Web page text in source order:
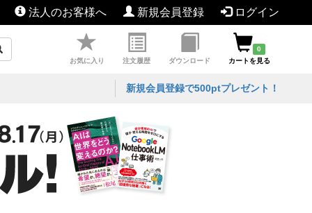
法人のお客様へ 新規会員登録 ログイン
お気に入り 注文履歴 ダウンロード
0
カートを見る
新規会員登録で500ptプレゼント！